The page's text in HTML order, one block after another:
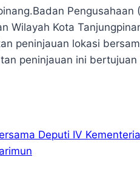
Pengusahaan
Wilayah Kota
peninjauan lokasi
peninjauan ini